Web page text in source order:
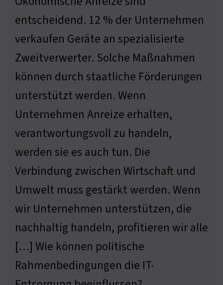
entscheidend. 12 % der Unternehmen
verkaufen Geräte an spezialisierte
Zweitverwerter. Solche Maßnahmen
können durch staatliche Förderungen
unterstützt werden. Wenn
Unternehmen Anreize erhalten,
verantwortungsvoll zu handeln,
werden sie es auch tun. Die
Verbindung zwischen Wirtschaft und
Umwelt muss gestärkt werden. Wenn
wir Unternehmen unterstützen, die
nachhaltig handeln, profitieren wir alle
[…] Wie können politische
Rahmenbedingungen die IT-